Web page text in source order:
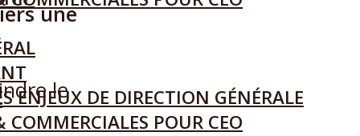
ENJEUX DE DIRECTION GÉNÉRALE
POUR CEO
une
le